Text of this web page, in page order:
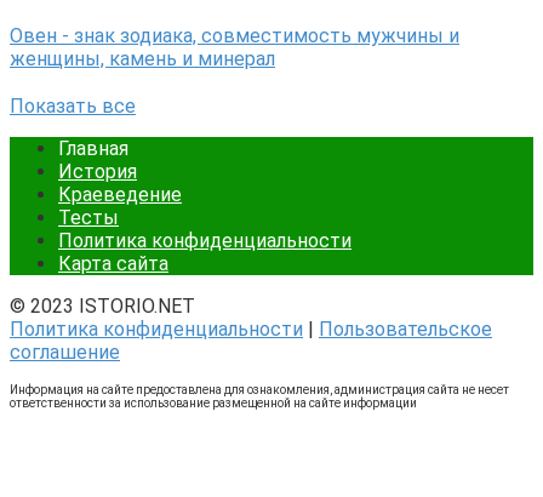
Овен - знак зодиака, совместимость мужчины и
женщины, камень и минерал
Показать все
Главная
История
Краеведение
Тесты
Политика конфиденциальности
Карта сайта
© 2023 ISTORIO.NET
Политика конфиденциальности | Пользовательское
соглашение
Информация на сайте предоставлена для ознакомления, администрация сайта не несет
ответственности за использование размещенной на сайте информации